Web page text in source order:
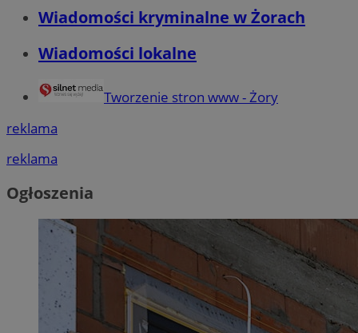
Wiadomości kryminalne w Żorach
Wiadomości lokalne
Tworzenie stron www - Żory
reklama
reklama
Ogłoszenia